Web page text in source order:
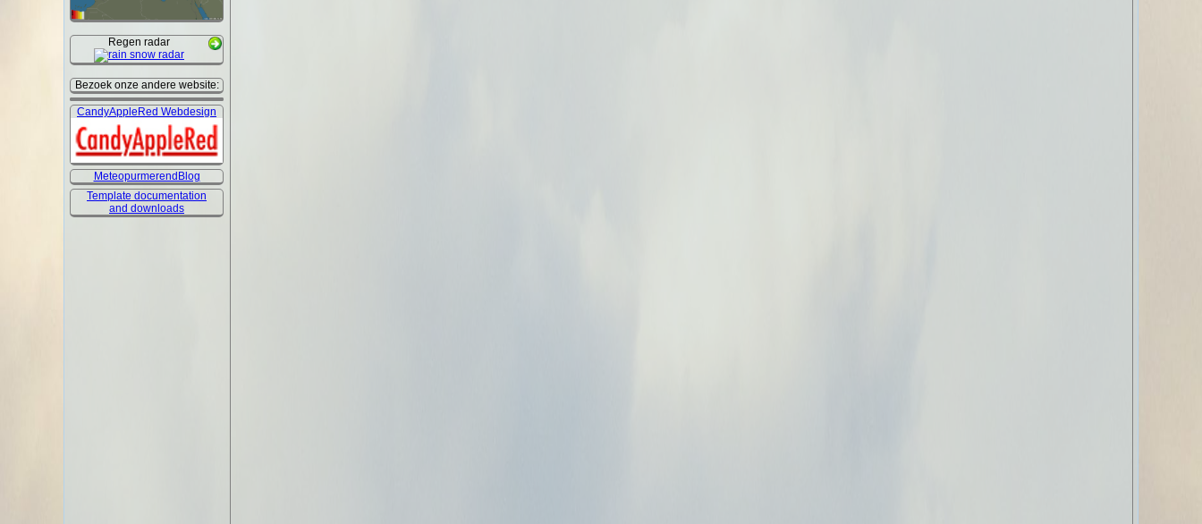
Regen radar
Bezoek onze andere website:
CandyAppleRed Webdesign
MeteopurmerendBlog
Template documentation
and downloads